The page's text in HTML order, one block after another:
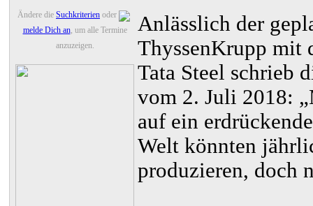
Ändere die Suchkriterien oder
melde Dich an, um alle Termine
anzuzeigen.
Anlässlich der
ThyssenKrupp mit
Tata Steel schrieb
vom 2. Juli 2018:
auf ein
Welt könnten
produzieren, doch